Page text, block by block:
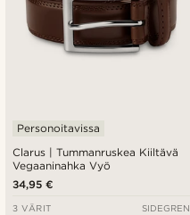
Clarus | Tummanruskea Kiiltävä
Vegaaninahka Vyö
Personoitavissa
34,95 €
3 VÄRIT SIDEGREN